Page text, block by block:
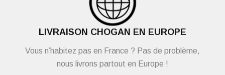
LIVRAISON CHOGAN EN EUROPE
Vous n’habitez pas en France ? Pas de problème,
nous livrons partout en Europe !